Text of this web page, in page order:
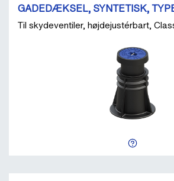
GADEDÆKSEL, SYNTETISK,
Til skydeventiler, højdejustérbart,